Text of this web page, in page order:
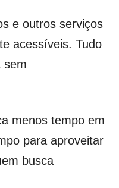
e outros serviços
acessíveis. Tudo
sem
menos tempo em
para aproveitar
busca